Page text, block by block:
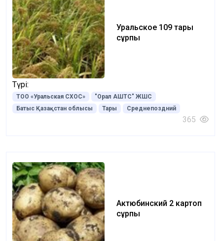
Уральское 109 тары
сұрпы
Түрі:
ТОО «Уральская СХОС»
"Орал АШТС" ЖШС
Батыс Қазақстан облысы
Тары Среднепоздний
365
Актюбинский 2 картоп
сұрпы